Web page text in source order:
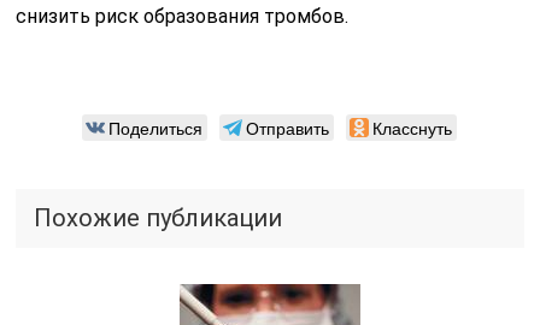
снизить риск образования тромбов.
Поделиться Отправить Класснуть
Похожие публикации